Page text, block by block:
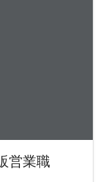
営業職